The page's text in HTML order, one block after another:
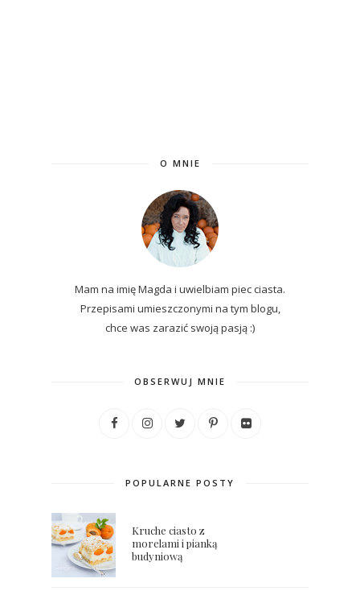
O MNIE
Mam na imię Magda i uwielbiam piec ciasta.
Przepisami umieszczonymi na tym blogu,
chce was zarazić swoją pasją :)
OBSERWUJ MNIE
POPULARNE POSTY
Kruche ciasto z
morelami i pianką
budyniową